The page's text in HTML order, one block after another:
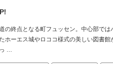
の終点となる町フュッセン。中心部で
ホーエス城やロココ様式の美しい図書
…